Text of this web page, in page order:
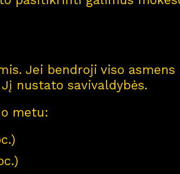
Jei bendroji viso
nustato savivaldybės.
metu: